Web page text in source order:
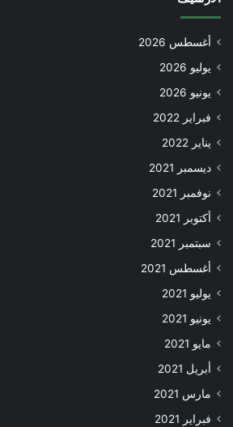
أغسطس 2026
يوليو 2026
يونيو 2026
فبراير 2022
يناير 2022
ديسمبر 2021
نوفمبر 2021
أكتوبر 2021
سبتمبر 2021
أغسطس 2021
يوليو 2021
يونيو 2021
مايو 2021
أبريل 2021
مارس 2021
فبراير 2021